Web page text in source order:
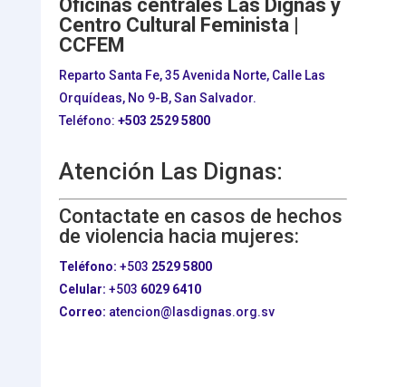
Oficinas centrales Las Dignas y
Centro Cultural Feminista |
CCFEM
Reparto Santa Fe, 35 Avenida Norte, Calle Las
Orquídeas, No 9-B, San Salvador.
Teléfono: +503 2529 5800
Atención Las Dignas:
Contactate en casos de hechos
de violencia hacia mujeres:
Teléfono: +503 2529 5800
Celular: +503 6029 6410
Correo: atencion@lasdignas.org.sv